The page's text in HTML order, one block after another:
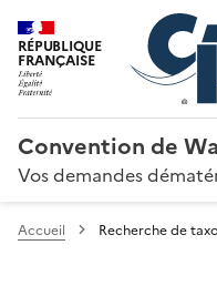
RÉPUBLIQUE
FRANÇAISE
Convention de
Vos demandes
Accueil Recherche de